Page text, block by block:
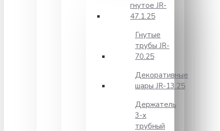
гнутое JR-
47.1.25
Гнутые
трубы JR-
70.25
Декоративные
шары JR-13.25
Держатель
3-х
трубный